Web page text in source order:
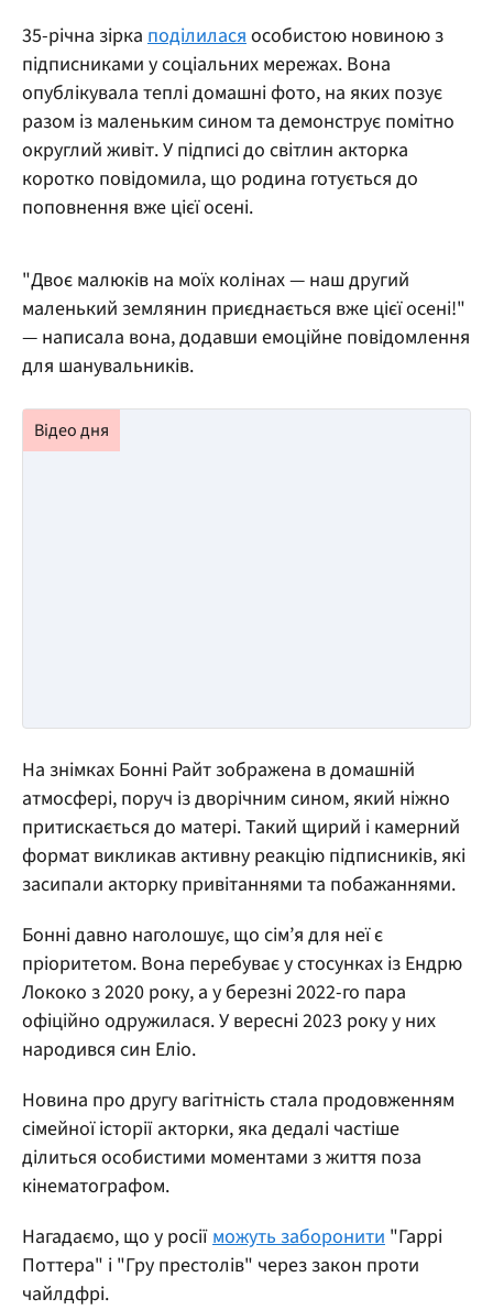
35-річна зірка поділилася особистою новиною з
підписниками у соціальних мережах. Вона
опублікувала теплі домашні фото, на яких позує
разом із маленьким сином та демонструє помітно
округлий живіт. У підписі до світлин акторка
коротко повідомила, що родина готується до
поповнення вже цієї осені.
"Двоє малюків на моїх колінах — наш другий
маленький землянин приєднається вже цієї осені!"
— написала вона, додавши емоційне повідомлення
для шанувальників.
На знімках Бонні Райт зображена в домашній
атмосфері, поруч із дворічним сином, який ніжно
притискається до матері. Такий щирий і камерний
формат викликав активну реакцію підписників, які
засипали акторку привітаннями та побажаннями.
Бонні давно наголошує, що сім’я для неї є
пріоритетом. Вона перебуває у стосунках із Ендрю
Лококо з 2020 року, а у березні 2022-го пара
офіційно одружилася. У вересні 2023 року у них
народився син Еліо.
Новина про другу вагітність стала продовженням
сімейної історії акторки, яка дедалі частіше
ділиться особистими моментами з життя поза
кінематографом.
Нагадаємо, що у росіїможуть заборонити "Гаррі
Поттера" і "Гру престолів" через закон проти
чайлдфрі.